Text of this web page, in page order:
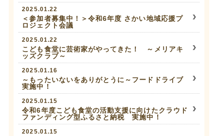
2025.01.22
＜参加者募集中！＞令和6年度 さかい地域応援プ
ロジェクト会議
2025.01.22
こども食堂に芸術家がやってきた！ ～メリアキ
ッズクラブ～
2025.01.16
～もったいないをありがとうに～フードドライブ
実施中！
2025.01.15
令和6年度こども食堂の活動支援に向けたクラウド
ファンディング型ふるさと納税 実施中！
2025.01.15